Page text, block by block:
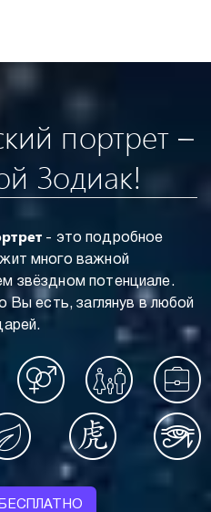
портрет –
Зодиак!
- это подробное
много важной
звёздном потенциале.
Вы есть, заглянув в любой
БЕСПЛАТНО